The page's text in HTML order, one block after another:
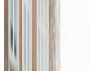
Brug for ventilation
Hvalsø? Vi rykker
dimensioneret anlæg
— og en serviceaftale